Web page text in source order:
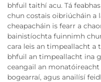
bhfuil taithí acu. Tá
chun costais oibriúcháin a
cheapacháin is fearr a
bainistíochta fuinnimh
cara leis an timpeallacht a
bhfuil an timpeallacht ina
ceangail an
bogearraí, agus anailísí